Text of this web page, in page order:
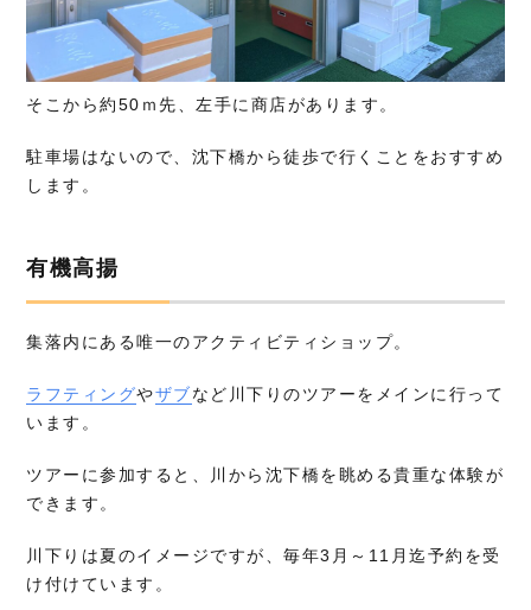
そこから約50ｍ先、左手に商店があります。
駐車場はないので、沈下橋から徒歩で行くことをおすすめ
します。
有機高揚
集落内にある唯一のアクティビティショップ。
ラフティングやザブなど川下りのツアーをメインに行って
います。
ツアーに参加すると、川から沈下橋を眺める貴重な体験が
できます。
川下りは夏のイメージですが、毎年3月～11月迄予約を受
け付けています。